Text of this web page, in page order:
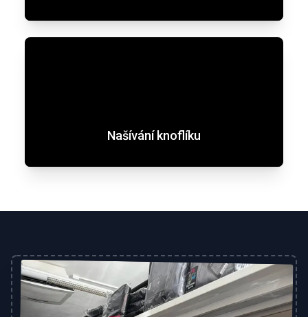
Našívání knoflíku